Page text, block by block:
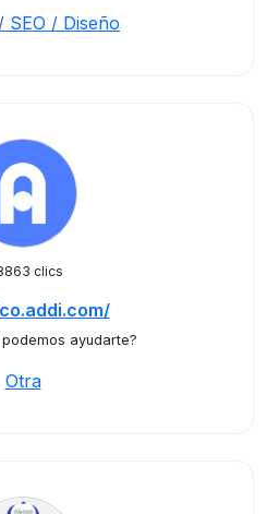
SEO / Diseño
clics
podemos ayudarte?
Otra